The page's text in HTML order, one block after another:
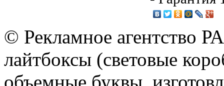
© Рекламное агентство
лайтбоксы (световые